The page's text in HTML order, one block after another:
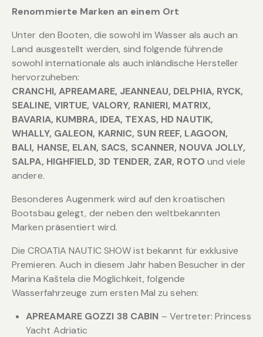
Renommierte Marken an einem Ort
Unter den Booten, die sowohl im Wasser als auch an
Land ausgestellt werden, sind folgende führende
sowohl internationale als auch inländische Hersteller
hervorzuheben:
CRANCHI, APREAMARE, JEANNEAU, DELPHIA, RYCK,
SEALINE, VIRTUE, VALORY, RANIERI, MATRIX,
BAVARIA, KUMBRA, IDEA, TEXAS, HD NAUTIK,
WHALLY, GALEON, KARNIC, SUN REEF, LAGOON,
BALI, HANSE, ELAN, SACS, SCANNER, NOUVA JOLLY,
SALPA, HIGHFIELD, 3D TENDER, ZAR, ROTO und viele
andere.
Besonderes Augenmerk wird auf den kroatischen
Bootsbau gelegt, der neben den weltbekannten
Marken präsentiert wird.
Die CROATIA NAUTIC SHOW ist bekannt für exklusive
Premieren. Auch in diesem Jahr haben Besucher in der
Marina Kaštela die Möglichkeit, folgende
Wasserfahrzeuge zum ersten Mal zu sehen:
APREAMARE GOZZI 38 CABIN – Vertreter: Princess
Yacht Adriatic